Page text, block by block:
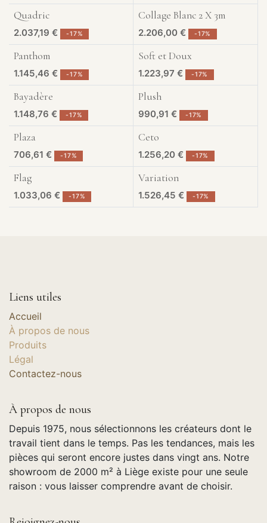
Exposé à Liège
Quadric
2.037,19 € -17%
Exposé à Liège
Collage Blanc 2 X 3m
2.206,00€ -17%
Exposé à Liège
Panthom
1.145,46 € -17%
Exposé à Liège
Soft et Doux
1.223,97 € -17%
Exposé à Liège
Bayadère
1.148,76 € -17%
Exposé à Liège
Plush
990,91 € -17%
Exposé à Liège
Plaza
706,61 € -17%
Exposé à Liège
Ceto
1.256,20€ -17%
Exposé à Liège
Flag
1.033,06 € -17%
Exposé à Liège
Variation
1.526,45 € -17%
Liens utiles
Accueil
À propos de nous
Produits
Légal
Contactez-nous
À propos de nous
Depuis 1975, nous sélectionnons les créateurs dont le
travail tient dans le temps. Pas les tendances, mais les
pièces qui seront encore justes dans vingt ans. Notre
showroom de 2000 m² à Liège existe pour une seule
raison : vous laisser comprendre avant de choisir.